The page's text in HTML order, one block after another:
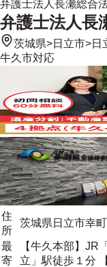
弁護士法人長瀬総合
弁護士法人長
茨城県>日立市>日
牛久市対応
住
所
茨城県日立市幸
最
寄
【牛久本部】JR
立」駅徒歩１分